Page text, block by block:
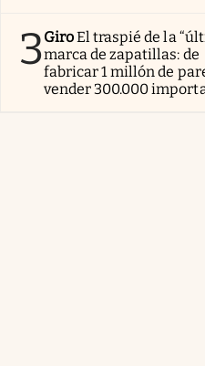
3GiroEl traspié de la
marca de zapatillas: de
fabricar 1 millón de
vender 300.000